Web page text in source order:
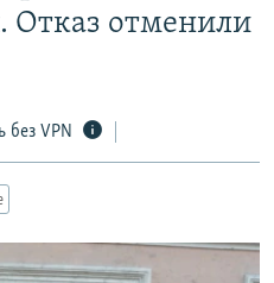
Отказ отменили
без VPN